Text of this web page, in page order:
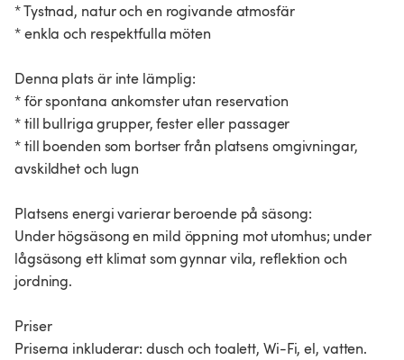
* Tystnad, natur och en rogivande atmosfär
* enkla och respektfulla möten
Denna plats är inte lämplig:
* för spontana ankomster utan reservation
* till bullriga grupper, fester eller passager
* till boenden som bortser från platsens omgivningar,
avskildhet och lugn
Platsens energi varierar beroende på säsong:
Under högsäsong en mild öppning mot utomhus; under
lågsäsong ett klimat som gynnar vila, reflektion och
jordning.
Priser
Priserna inkluderar: dusch och toalett, Wi-Fi, el, vatten.